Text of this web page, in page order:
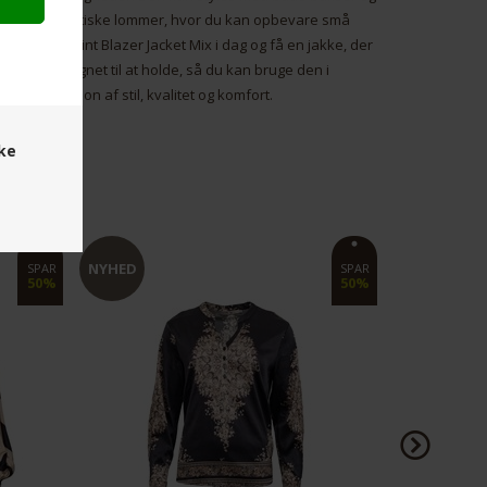
også praktiske lommer, hvor du kan opbevare små
Flint Blazer Jacket Mix i dag og få en jakke, der
er designet til at holde, så du kan bruge den i
kombination af stil, kvalitet og komfort.
SPAR
50%
NYHED SPAR
40%